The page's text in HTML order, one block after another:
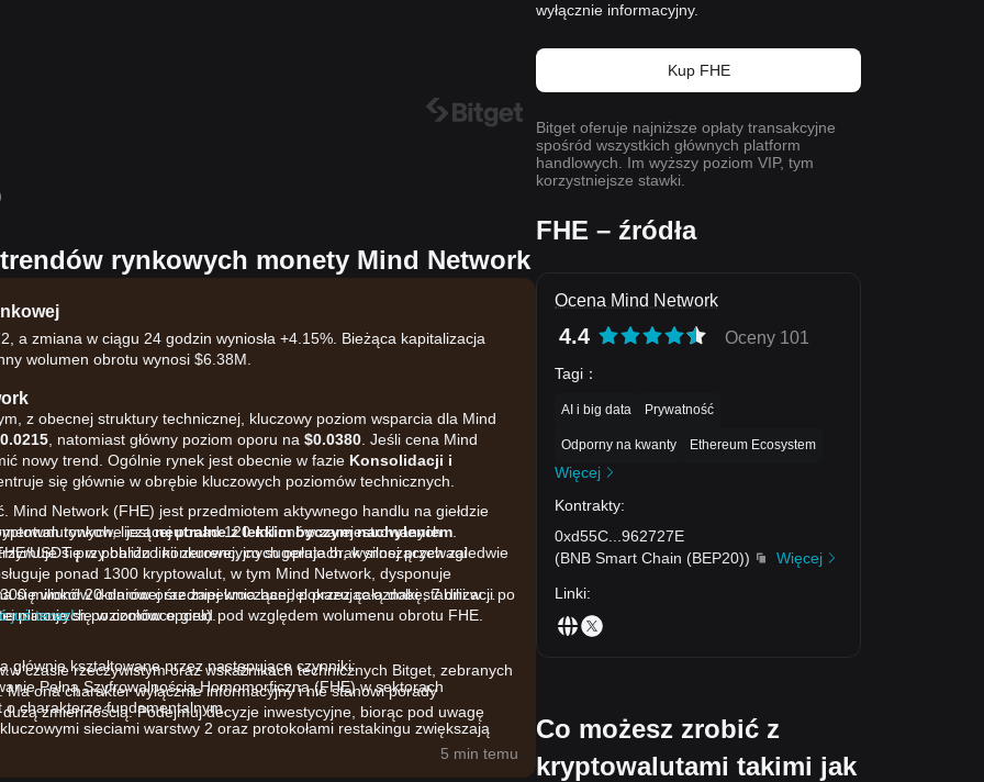
rynkowych monety Mind Network
a zmiana w ciągu 24 godzin wyniosła +4.15%. Bieżąca kapitalizacja
wolumen obrotu wynosi $6.38M.
z obecnej struktury technicznej, kluczowy poziom wsparcia dla Mind
, natomiast główny poziom oporu na $0.0380 . Jeśli cena Mind
nowy trend. Ogólnie rynek jest obecnie w fazie Konsolidacji i
się głównie w obrębie kluczowych poziomów technicznych.
rynkowe jestneutralne z lekkim byczym nachyleniem
się w pobliżu linii zerowej, co sugeruje brak silnej przewagi
się wokół 20-dniowej średniej kroczącej, pokazując oznaki stabilizacji po
poziomów oporu).
kształtowane przez następujące czynniki:
Pełną Szyfrowalnością Homomorficzną (FHE) w sektorach
charakterze fundamentalnym.
sieciami warstwy 2 oraz protokołami restakingu zwiększają
Mind Network (FHE) jest przedmiotem aktywnego handlu na giełdzie
liczącej ponad 120 milionów zarejestrowanych
USDT przy bardzo konkurencyjnych opłatach, wynoszących zaledwie
ponad 1300 kryptowalut, w tym Mind Network, dysponuje
milionów dolarów oraz zapewnia handel przez całą dobę, 7 dni w
plasuje się w czołówce giełd pod względem wolumenu obrotu FHE.
już teraz!
czasie rzeczywistym oraz wskaźnikach technicznych Bitget, zebranych
ona charakter wyłącznie informacyjny i nie stanowi porady
zmiennością. Podejmuj decyzje inwestycyjne, biorąc pod uwagę
5 min temu
wyłącznie informacyjny.
Kup FHE
Bitget oferuje najniższe opłaty transakcyjne
spośród wszystkich głównych platform
handlowych. Im wyższy poziom VIP, tym
korzystniejsze stawki.
FHE – źródła
Ocena Mind Network
4.4 Oceny 101
Tagi ：
AI i big data Prywatność
Odporny na kwanty Ethereum Ecosystem
Więcej
Kontrakty:
0xd55C
962727E
(BNB Smart Chain (BEP20))
Więcej
Linki:
Co możesz zrobić z
kryptowalutami takimi jak